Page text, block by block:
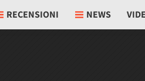
RECENSIONI NEWS